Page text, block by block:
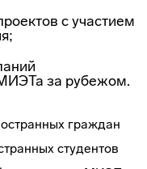
с участием
за рубежом.
граждан
студентов